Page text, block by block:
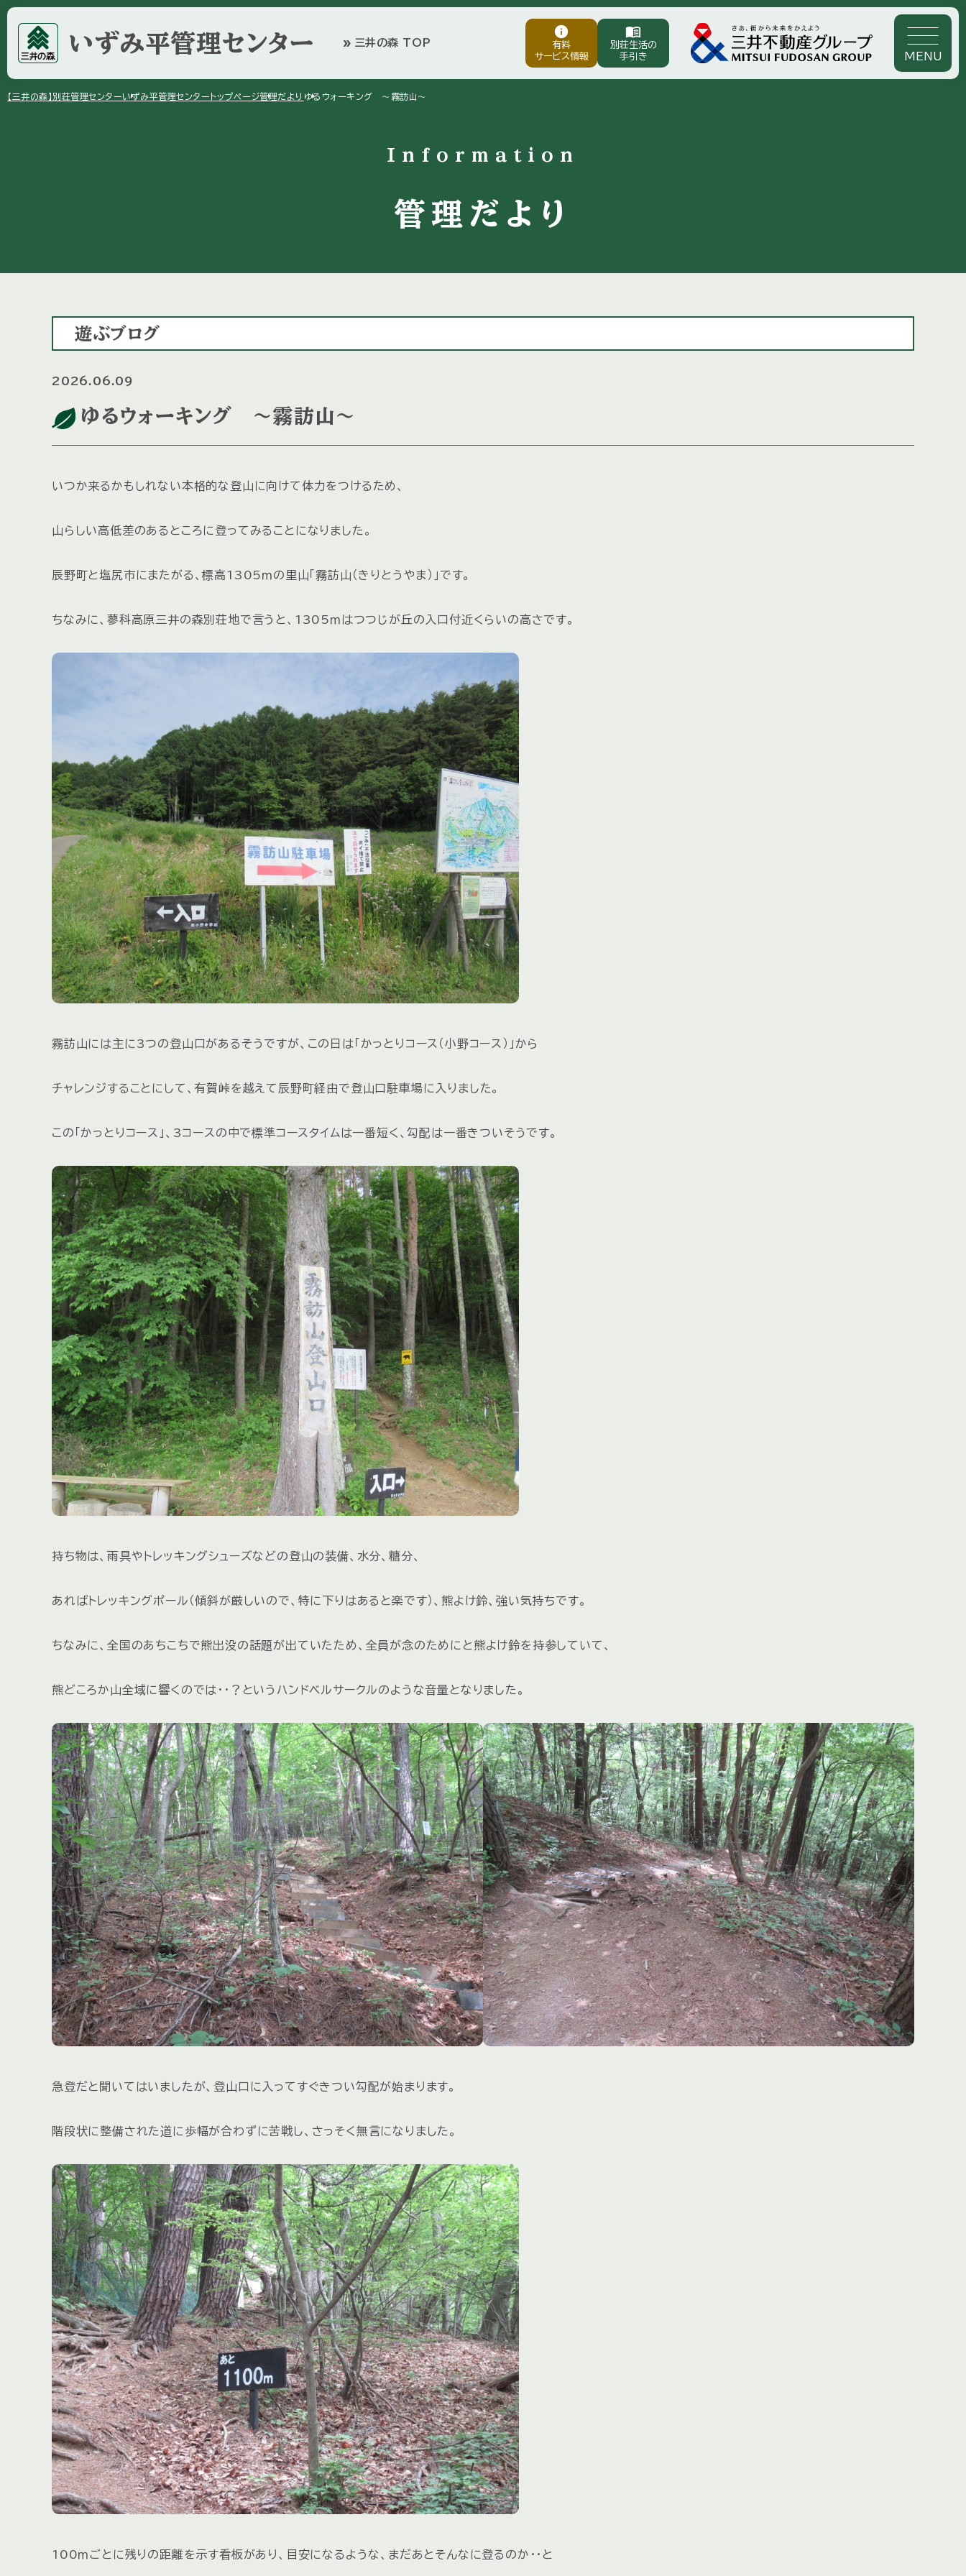
いずみ平管理センター double_arrow 三井の森 TOP
info
有料
サービス情報
menu_book
別荘生活の
手引き
MENU
【三井の森】 別荘管理センター arrow_right
いずみ平管理センター トップページ arrow_right
管理だより arrow_right
ゆるウォーキング ～霧訪山～
Information
管理だより
遊ぶブログ
2026.06.09
ゆるウォーキング ～霧訪山～
いつか来るかもしれない本格的な登山に向けて体力をつけるため、
山らしい高低差のあるところに登ってみることになりました。
辰野町と塩尻市にまたがる、標高1305ｍの里山「霧訪山（きりとうやま）」です。
ちなみに、蓼科高原三井の森別荘地で言うと、1305ｍはつつじが丘の入口付近くらいの高さです。
霧訪山には主に3つの登山口があるそうですが、この日は「かっとりコース（小野コース）」から
チャレンジすることにして、有賀峠を越えて辰野町経由で登山口駐車場に入りました。
この「かっとりコース」、3コースの中で標準コースタイムは一番短く、勾配は一番きついそうです。
持ち物は、雨具やトレッキングシューズなどの登山の装備、水分、糖分、
あればトレッキングポール（傾斜が厳しいので、特に下りはあると楽です）、熊よけ鈴、強い気持ちです。
ちなみに、全国のあちこちで熊出没の話題が出ていたため、全員が念のためにと熊よけ鈴を持参していて、
熊どころか山全域に響くのでは・・？というハンドベルサークルのような音量となりました。
急登だと聞いてはいましたが、登山口に入ってすぐきつい勾配が始まります。
階段状に整備された道に歩幅が合わずに苦戦し、さっそく無言になりました。
100ｍごとに残りの距離を示す看板があり、目安になるような、まだあとそんなに登るのか・・と